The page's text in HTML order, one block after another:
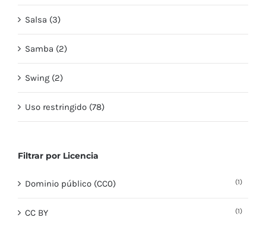
Salsa (3)
Samba (2)
Swing (2)
Uso restringido (78)
Filtrar por Licencia
Dominio público (CC0) (1)
CC BY (1)